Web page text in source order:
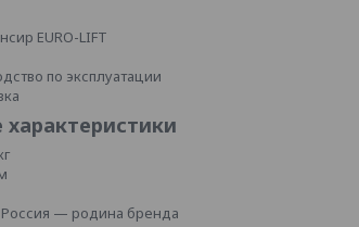
EURO-LIFT
по эксплуатации
характеристики
Россия — родина бренда